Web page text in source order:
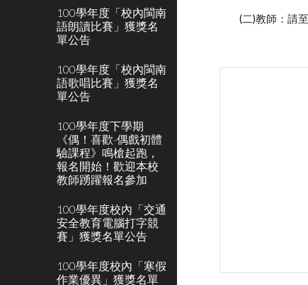
100學年度「校內閩南
語朗讀比賽」獲獎名
單公告
100學年度「校內閩南
語歌唱比賽」獲獎名
單公告
100學年度下學期
《偶！喜歡-偶戲初體
驗課程》鳴槍起跑，
報名開始！歡迎本校
教師踴躍報名參加
100學年度校內「交通
安全教育電腦打字競
賽」獲獎名單公告
100學年度校內「寒假
作業優異」獲獎名單
(二)教師：請